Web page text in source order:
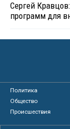
Сергей
программ для
Политика
Общество
Происшествия